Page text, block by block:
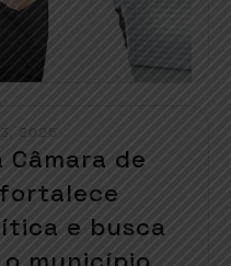
2025
de
e busca